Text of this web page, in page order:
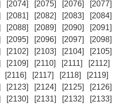
[2074] [2075] [2076]
[2077]
[2081] [2082] [2083]
[2084]
[2088] [2089] [2090]
[2091]
[2095] [2096] [2097]
[2098]
[2102] [2103] [2104]
[2105]
[2109] [2110] [2111]
[2112]
[2116] [2117] [2118]
[2119]
[2123] [2124] [2125]
[2126]
[2130] [2131] [2132]
[2133]